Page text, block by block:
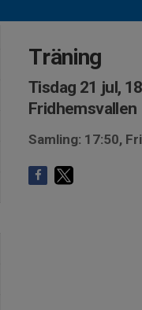
Träning
Tisdag 21 jul,
Fridhemsvallen
Samling: 17:50,